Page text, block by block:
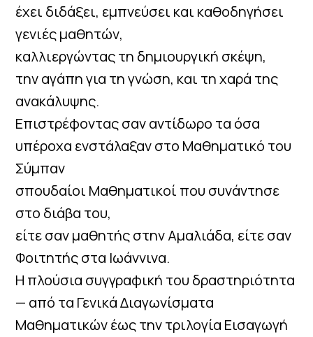
έχει διδάξει, εμπνεύσει και καθοδηγήσει
γενιές μαθητών,
καλλιεργώντας τη δημιουργική σκέψη,
την αγάπη για τη γνώση, και τη χαρά της
ανακάλυψης.
Επιστρέφοντας σαν αντίδωρο τα όσα
υπέροχα ενστάλαξαν στο Μαθηματικό του
Σύμπαν
σπουδαίοι Μαθηματικοί που συνάντησε
στο διάβα του,
είτε σαν μαθητής στην Αμαλιάδα, είτε σαν
Φοιτητής στα Ιωάννινα.
Η πλούσια συγγραφική του δραστηριότητα
— από τα Γενικά Διαγωνίσματα
Μαθηματικών έως την τριλογία Εισαγωγή